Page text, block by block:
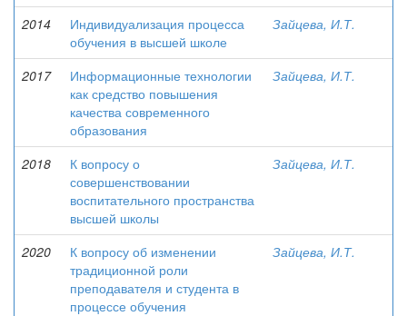
2014
Индивидуализация процесса
обучения в высшей школе
Зайцева, И.Т.
2017
Информационные технологии
как средство повышения
качества современного
образования
Зайцева, И.Т.
2018
К вопросу о
совершенствовании
воспитательного пространства
высшей школы
Зайцева, И.Т.
2020
К вопросу об изменении
традиционной роли
преподавателя и студента в
процессе обучения
Зайцева, И.Т.